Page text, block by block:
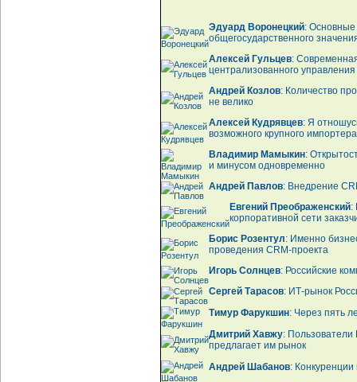
Эдуард Воронецкий:
общегосударственного
Алексей Гульцев:
централизованного
Андрей Козлов: Количество
не велико
Алексей Кудрявцев: Я
возможного крупного
Владимир Мамыкин:
и минусом одновременно
Андрей Павлов: Внедрение
Евгений Преображенский:
корпоративной сети
Борис Розентул: Именно
проведения CRM-проекта
Игорь Солнцев: Российские
Сергей Тарасов: ИТ-рынок
Тимур Фарукшин: Через пять
Дмитрий Хавжу:
предлагает им рынок
Андрей Шабанов: